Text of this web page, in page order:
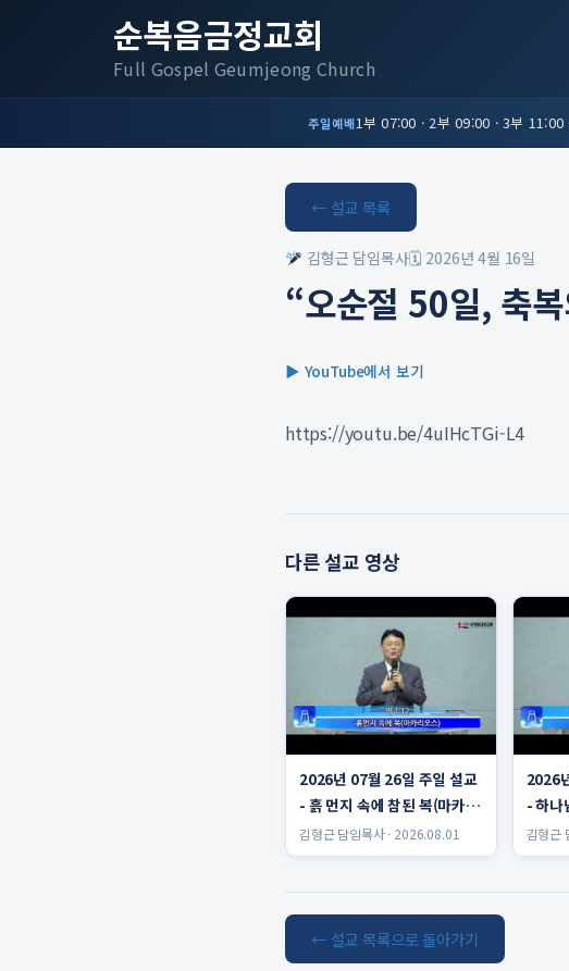
순복음금정교회
Full Gospel Geumjeong Church
주일예배1부 07:00 · 2부 09:00 · 3부 11:00
← 설교 목록
김형근 담임목사🗓 2026년 4월 16일
“오순절 50일, 축
▶ YouTube에서 보기
https://youtu.be/4uIHcTGi-L4
다른 설교 영상
2026년 07월 26일 주일 설교
- 흙 먼지 속에 참된 복(마카리
오스)
김형근 담임목사 · 2026.08.01
2026
- 하나
김형근
← 설교 목록으로 돌아가기